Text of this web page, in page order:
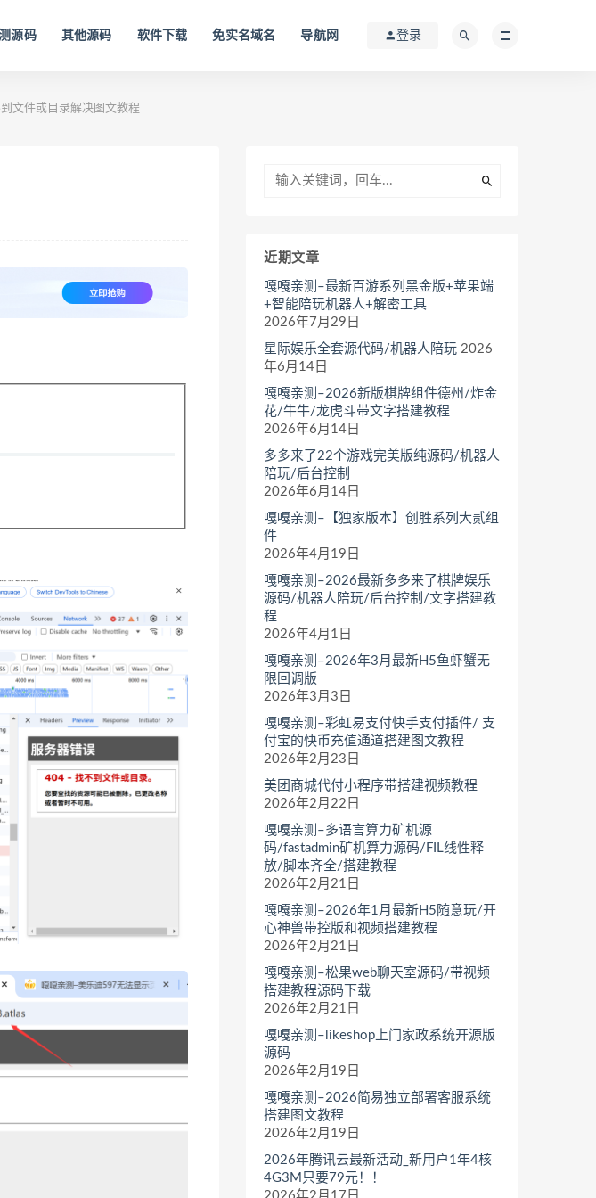
源码 其他源码 软件下载 免实名域名 导航网 登录
文件或目录解决图文教程
近期文章
嘎嘎亲测–最新百游系列黑金版+苹果端
+智能陪玩机器人+解密工具
2026年7月29日
星际娱乐全套源代码/机器人陪玩 2026
年6月14日
嘎嘎亲测–2026新版棋牌组件德州/炸金
花/牛牛/龙虎斗带文字搭建教程
2026年6月14日
多多来了22个游戏完美版纯源码/机器人
陪玩/后台控制
2026年6月14日
嘎嘎亲测–【独家版本】创胜系列大贰组
件
2026年4月19日
嘎嘎亲测–2026最新多多来了棋牌娱乐
源码/机器人陪玩/后台控制/文字搭建教
程
2026年4月1日
嘎嘎亲测–2026年3月最新H5鱼虾蟹无
限回调版
2026年3月3日
嘎嘎亲测–彩虹易支付快手支付插件/ 支
付宝的快币充值通道搭建图文教程
2026年2月23日
美团商城代付小程序带搭建视频教程
2026年2月22日
嘎嘎亲测–多语言算力矿机源
码/fastadmin矿机算力源码/FIL线性释
放/脚本齐全/搭建教程
2026年2月21日
嘎嘎亲测–2026年1月最新H5随意玩/开
心神兽带控版和视频搭建教程
2026年2月21日
嘎嘎亲测–松果web聊天室源码/带视频
搭建教程源码下载
2026年2月21日
嘎嘎亲测–likeshop上门家政系统开源版
源码
2026年2月19日
嘎嘎亲测–2026简易独立部署客服系统
搭建图文教程
2026年2月19日
2026年腾讯云最新活动_新用户1年4核
4G3M只要79元！！